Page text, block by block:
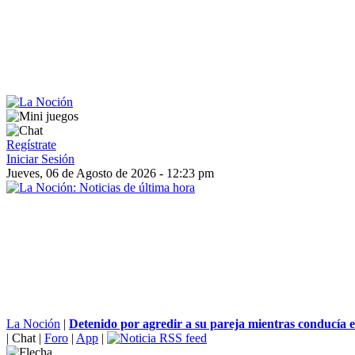
Regístrate
Iniciar Sesión
Jueves, 06 de Agosto de 2026 - 12:23 pm
La Noción | Detenido por agredir a su pareja mientras conducía
| Chat | Foro | App |